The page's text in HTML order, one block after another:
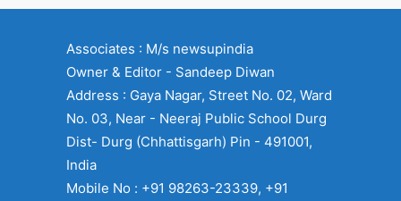
Associates : M/s newsupindia
Owner & Editor - Sandeep Diwan
Address : Gaya Nagar, Street No. 02, Ward
No. 03, Near - Neeraj Public School Durg
Dist- Durg (Chhattisgarh) Pin - 491001,
India
Mobile No : +91 98263-23339, +91